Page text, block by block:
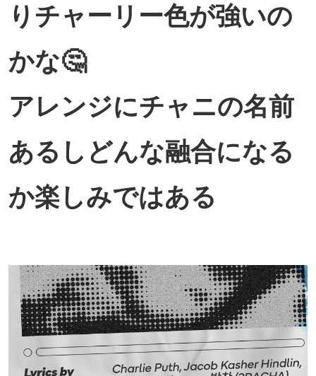
りチャーリー色が強いの
かな🤔
アレンジにチャニの名前
あるしどんな融合になる
か楽しみではある